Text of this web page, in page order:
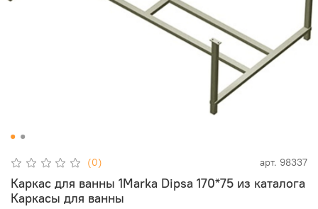
(0) арт. 98337
Каркас для ванны 1Marka Dipsa 170*75 из каталога
Каркасы для ванны